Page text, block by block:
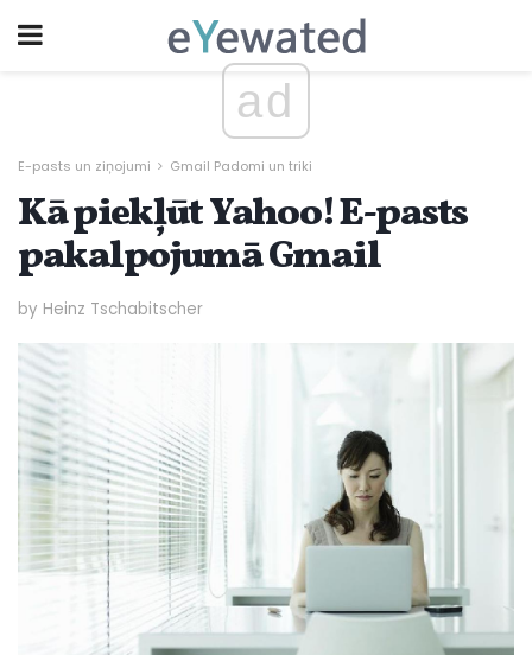
ad
E-pasts un ziņojumi Gmail Padomi un triki
Kā piekļūt Yahoo! E-pasts
pakalpojumā Gmail
by Heinz Tschabitscher